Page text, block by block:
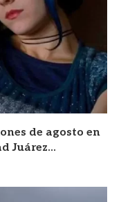
de agosto en
Juárez...